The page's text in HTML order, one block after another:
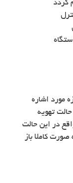
گردد
مورد اشاره
تهویه
در این حالت
کاملا باز